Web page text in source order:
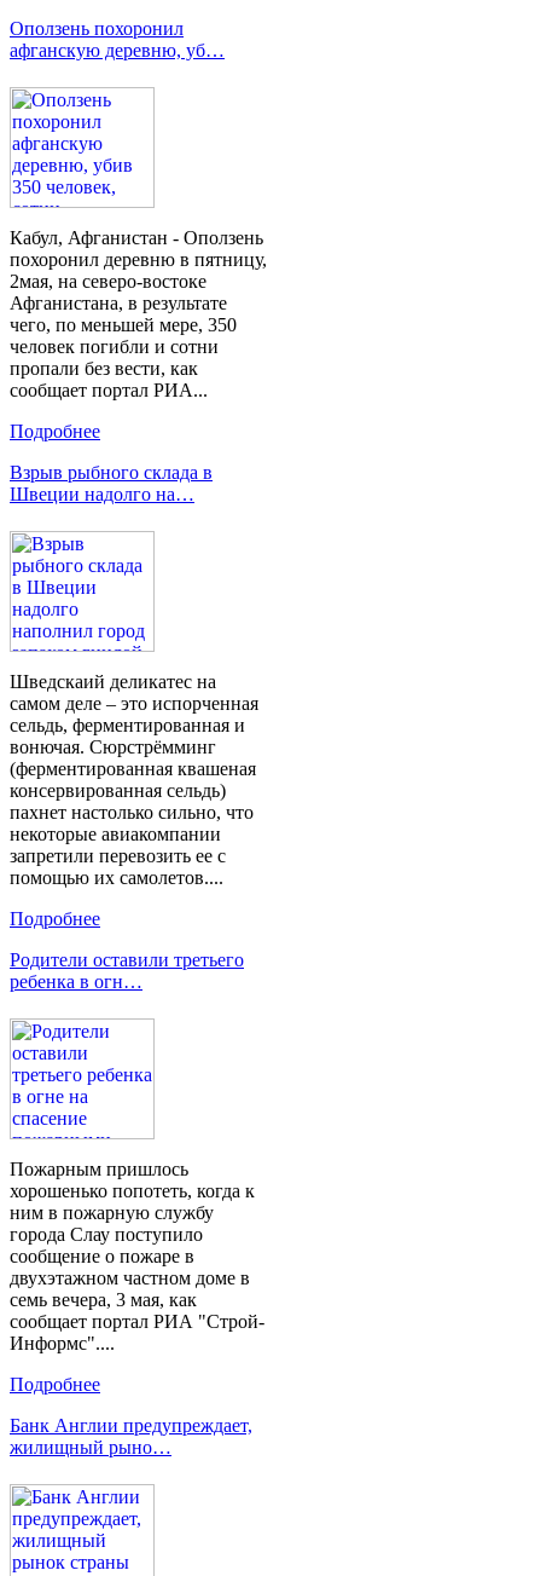
Оползень похоронил
афганскую деревню, уб…
Кабул, Афганистан - Оползень
похоронил деревню в пятницу,
2мая, на северо-востоке
Афганистана, в результате
чего, по меньшей мере, 350
человек погибли и сотни
пропали без вести, как
сообщает портал РИА...
Подробнее
Взрыв рыбного склада в
Швеции надолго на…
Шведскаий деликатес на
самом деле – это испорченная
сельдь, ферментированная и
вонючая. Сюрстрёмминг
(ферментированная квашеная
консервированная сельдь)
пахнет настолько сильно, что
некоторые авиакомпании
запретили перевозить ее с
помощью их самолетов....
Подробнее
Родители оставили третьего
ребенка в огн…
Пожарным пришлось
хорошенько попотеть, когда к
ним в пожарную службу
города Слау поступило
сообщение о пожаре в
двухэтажном частном доме в
семь вечера, 3 мая, как
сообщает портал РИА "Строй-
Информс"....
Подробнее
Банк Англии предупреждает,
жилищный рыно…